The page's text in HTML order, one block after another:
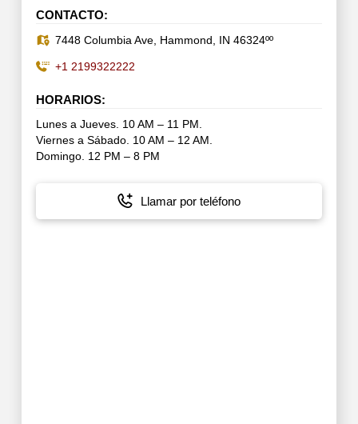
CONTACTO:
7448 Columbia Ave, Hammond, IN 46324ºº
+1 2199322222
HORARIOS:
Lunes a Jueves. 10 AM – 11 PM.
Viernes a Sábado. 10 AM – 12 AM.
Domingo. 12 PM – 8 PM
Llamar por teléfono